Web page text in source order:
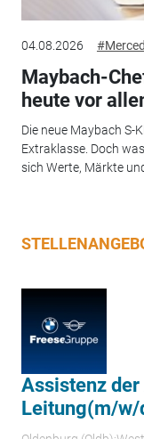
04.08.2026
Maybach-
heute vor
Die neue Maybach
Extraklasse. Doch
sich Werte, Märkte
Assistenz
Leitung(m/w/